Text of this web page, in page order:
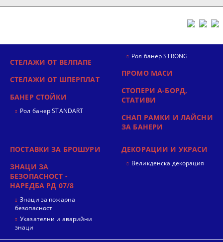
СТЕЛАЖИ ОТ ВЕЛПАПЕ
СТЕЛАЖИ ОТ ШПЕРПЛАТ
БАНЕР СТОЙКИ
Рол банер STANDART
Рол банер STRONG
ПРОМО МАСИ
СТОПЕРИ А-БОРД,
СТАТИВИ
СНАП РАМКИ И ЛАЙСНИ
ЗА БАНЕРИ
ПОСТАВКИ ЗА БРОШУРИ
ЗНАЦИ ЗА
БЕЗОПАСНОСТ -
НАРЕДБА РД 07/8
Знаци за пожарна
безопасност
Указателни и аварийни
знаци
ДЕКОРАЦИИ И УКРАСИ
Великденска декорация